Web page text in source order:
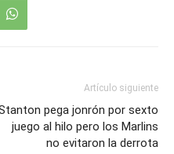
Artículo siguiente
pega jonrón por sexto
juego al hilo pero los Marlins
no evitaron la derrota